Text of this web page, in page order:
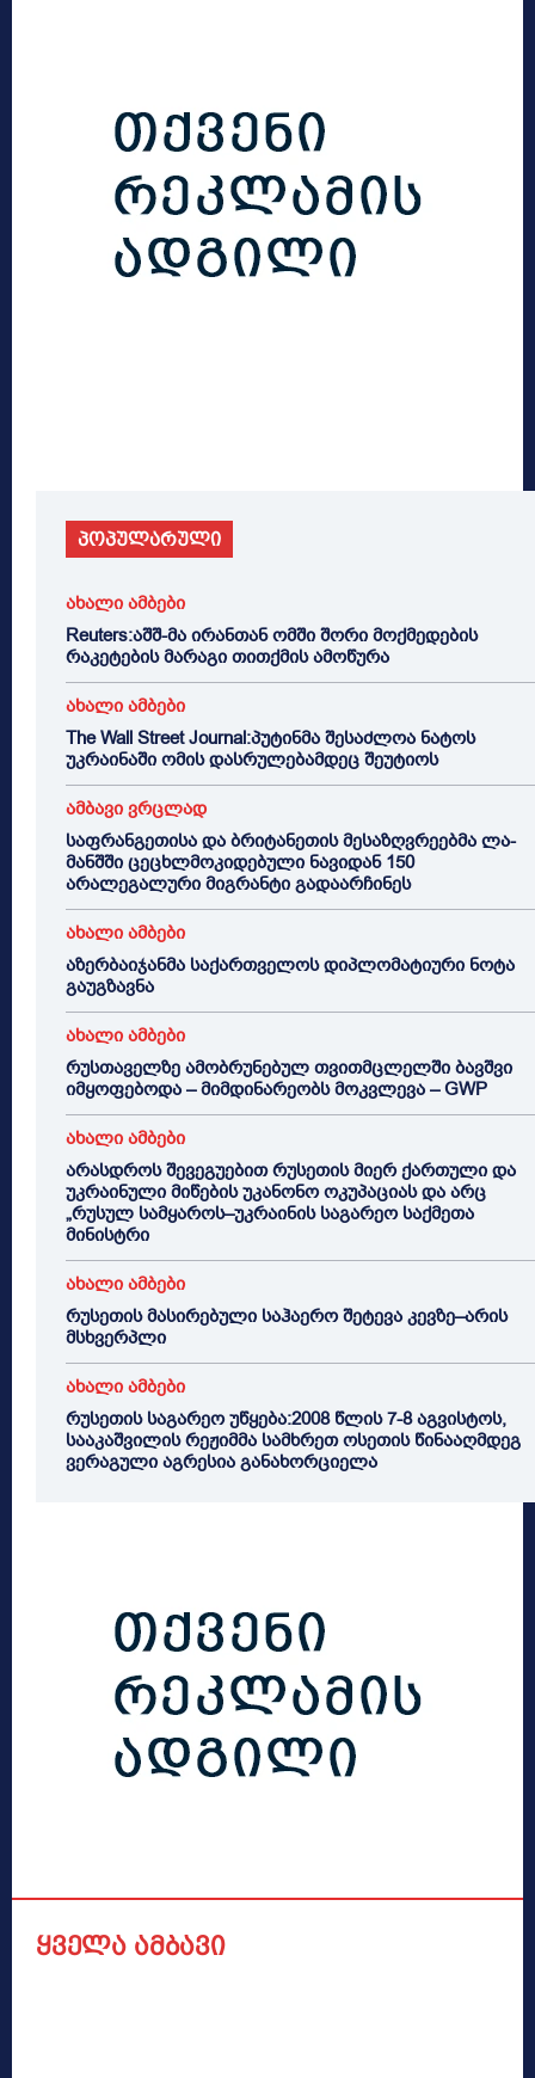
პოპულარული
ახალი ამბები
Reuters:აშშ-მა ირანთან ომში შორი მოქმედების
რაკეტების მარაგი თითქმის ამოწურა
ახალი ამბები
The Wall Street Journal:პუტინმა შესაძლოა ნატოს
უკრაინაში ომის დასრულებამდეც შეუტიოს
ამბავი ვრცლად
საფრანგეთისა და ბრიტანეთის მესაზღვრეებმა ლა-
მანშში ცეცხლმოკიდებული ნავიდან 150
არალეგალური მიგრანტი გადაარჩინეს
ახალი ამბები
აზერბაიჯანმა საქართველოს დიპლომატიური ნოტა
გაუგზავნა
ახალი ამბები
რუსთაველზე ამობრუნებულ თვითმცლელში ბავშვი
იმყოფებოდა – მიმდინარეობს მოკვლევა – GWP
ახალი ამბები
არასდროს შევეგუებით რუსეთის მიერ ქართული და
უკრაინული მიწების უკანონო ოკუპაციას და არც
„რუსულ სამყაროს–უკრაინის საგარეო საქმეთა
მინისტრი
ახალი ამბები
რუსეთის მასირებული საჰაერო შეტევა კევზე–არის
მსხვერპლი
ახალი ამბები
რუსეთის საგარეო უწყება:2008 წლის 7-8 აგვისტოს,
სააკაშვილის რეჟიმმა სამხრეთ ოსეთის წინააღმდეგ
ვერაგული აგრესია განახორციელა
ყველა ამბავი